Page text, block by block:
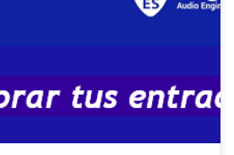
se realizará en el NH City Hotel